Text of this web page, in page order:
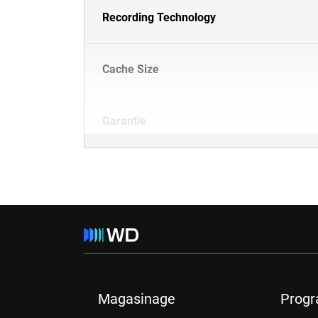
Recording Technology
Cache Size
Garantie
Magasinage